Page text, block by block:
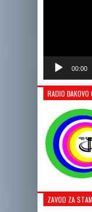
00:00
RADIO ĐAKOVO
ZAVOD ZA